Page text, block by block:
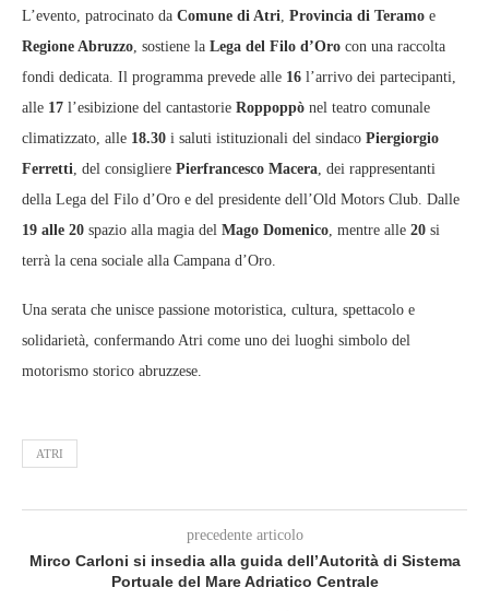
L’evento, patrocinato da Comune di Atri Provincia di Teramo e
Regione Abruzzo , sostiene la Lega del Filo d’Oro con una raccolta
fondi dedicata. Il programma prevede alle 16 l’arrivo dei partecipanti,
alle 17 l’esibizione del cantastorie Roppoppò nel teatro comunale
climatizzato, alle 18.30 i saluti istituzionali del sindaco Piergiorgio
Ferretti , del consigliere Pierfrancesco Macera , dei rappresentanti
della Lega del Filo d’Oro e del presidente dell’Old Motors Club. Dalle
19 alle 20 spazio alla magia del Mago Domenico , mentre alle 20 si
terrà la cena sociale alla Campana d’Oro.
Una serata che unisce passione motoristica, cultura, spettacolo e
solidarietà, confermando Atri come uno dei luoghi simbolo del
motorismo storico abruzzese.
ATRI
precedente articolo
Mirco Carloni si insedia alla guida dell’Autorità di Sistema
Portuale del Mare Adriatico Centrale